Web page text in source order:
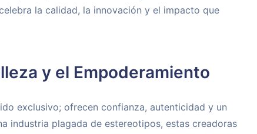
la calidad, la innovación y el impacto que
y el Empoderamiento
exclusivo; ofrecen confianza, autenticidad y un
industria plagada de estereotipos, estas creadoras